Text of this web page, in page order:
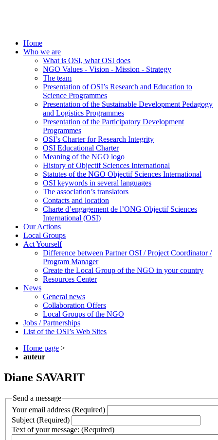
Home
Who we are
What is OSI, what OSI does
NGO Values - Vision - Mission - Strategy
The team
Presentation of OSI’s Research and Education to
Science Programmes
Presentation of the Sustainable Development Pedagogy
and Logistics Programmes
Presentation of the Participatory Development
Programmes
OSI’s Charter for Research Integrity
OSI Educational Charter
Meaning of the NGO logo
History of Objectif Sciences International
Statutes of the NGO Objectif Sciences International
OSI keywords in several languages
The association’s translators
Contacts and location
Charte d’engagement de l’ONG Objectif Sciences
International (OSI)
Our Actions
Local Groups
Act Yourself
Difference between Partner OSI / Project Coordinator /
Program Manager
Create the Local Group of the NGO in your country
Resources Center
News
General news
Collaboration Offers
Local Groups of the NGO
Jobs / Partnerships
List of the OSI’s Web Sites
Home page >
auteur
Diane SAVARIT
Send a message
Your email address (Required)
Subject (Required)
Text of your message: (Required)